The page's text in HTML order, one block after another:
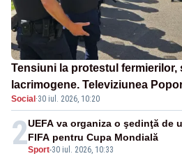
Tensiuni la protestul fermierilor,
lacrimogene. Televiziunea
– LIVE TEXT
Social ·30 iul. 2026, 10:20
2Sport-30 iul. 2026, 10:33
UEFA va organiza o şedinţă de
FIFA pentru Cupa Mondială